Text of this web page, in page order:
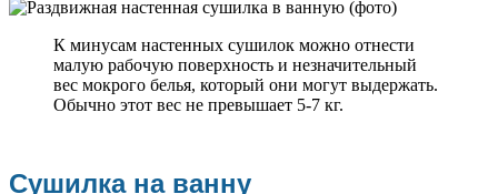
К минусам настенных сушилок можно отнести
малую рабочую поверхность и незначительный
вес мокрого белья, который они могут выдержать.
Обычно этот вес не превышает 5-7 кг.
Сушилка на ванну